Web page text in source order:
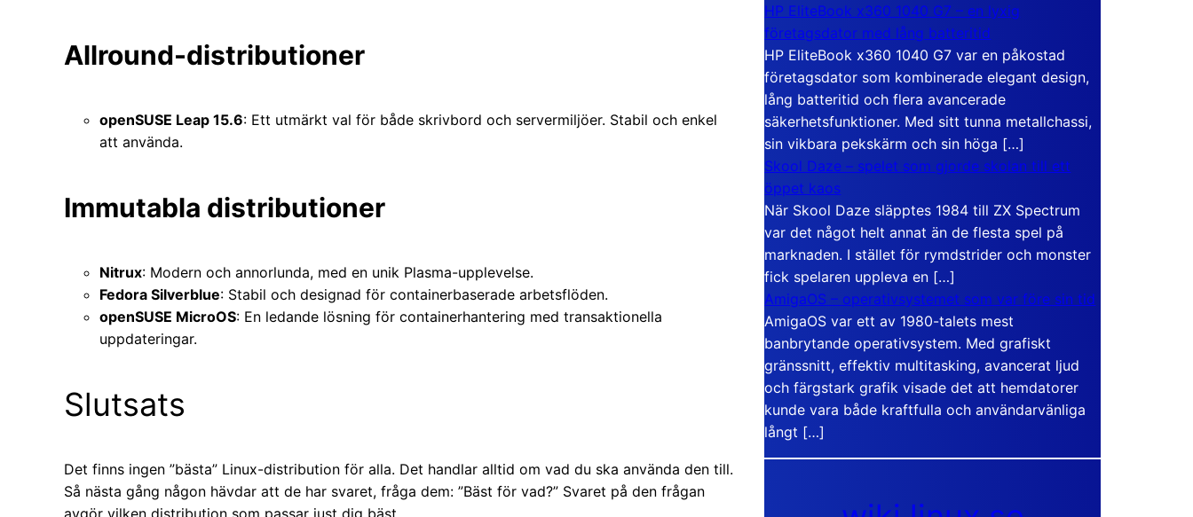
Allround-distributioner
openSUSE Leap 15.6: Ett utmärkt val för både skrivbord och servermiljöer. Stabil och enkel
att använda.
Immutabla distributioner
Nitrux: Modern och annorlunda, med en unik Plasma-upplevelse.
Fedora Silverblue: Stabil och designad för containerbaserade arbetsflöden.
openSUSE MicroOS: En ledande lösning för containerhantering med transaktionella
uppdateringar.
Slutsats
Det finns ingen ”bästa” Linux-distribution för alla. Det handlar alltid om vad du ska använda den till.
Så nästa gång någon hävdar att de har svaret, fråga dem: ”Bäst för vad?” Svaret på den frågan
avgör vilken distribution som passar just dig bäst.
HP EliteBook x360 1040 G7 – en lyxig
företagsdator med lång batteritid
HP EliteBook x360 1040 G7 var en påkostad
företagsdator som kombinerade elegant design,
lång batteritid och flera avancerade
säkerhetsfunktioner. Med sitt tunna metallchassi,
sin vikbara pekskärm och sin höga […]
Skool Daze – spelet som gjorde skolan till ett
öppet kaos
När Skool Daze släpptes 1984 till ZX Spectrum
var det något helt annat än de flesta spel på
marknaden. I stället för rymdstrider och monster
fick spelaren uppleva en […]
AmigaOS – operativsystemet som var före sin tid
AmigaOS var ett av 1980-talets mest
banbrytande operativsystem. Med grafiskt
gränssnitt, effektiv multitasking, avancerat ljud
och färgstark grafik visade det att hemdatorer
kunde vara både kraftfulla och användarvänliga
långt […]